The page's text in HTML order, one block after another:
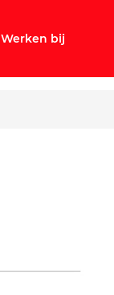
Werken bij